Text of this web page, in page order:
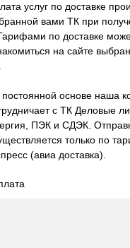
услуг по доставке
вами ТК при
по доставке
на сайте
основе наша
с ТК Деловые
ПЭК и СДЭК.
только по
(авиа доставка).